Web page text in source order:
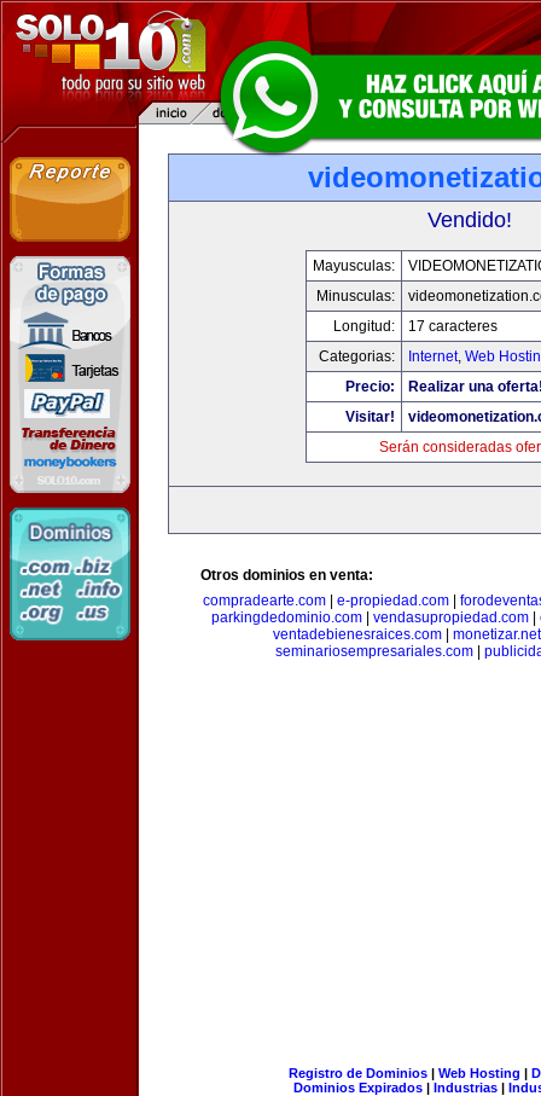
Vendido!
Mayusculas:
Minusculas:
Longitud:
17 caracteres
Categorias:
Internet, Web
Precio:
Realizar una
Visitar!
Serán consideradas
Otros dominios en venta:
compradearte.com
e-propiedad.com
parkingdedominio.com| vendasupropiedad.com|
ventadebienesraices.com
monetizar.net
seminariosempresariales.com
Registro de Dominios| Web Hosting |
Dominios Expirados | Industrias |